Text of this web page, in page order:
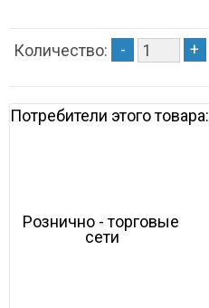
Количество: - +
Потребители этого товара:
Рознично - торговые
сети